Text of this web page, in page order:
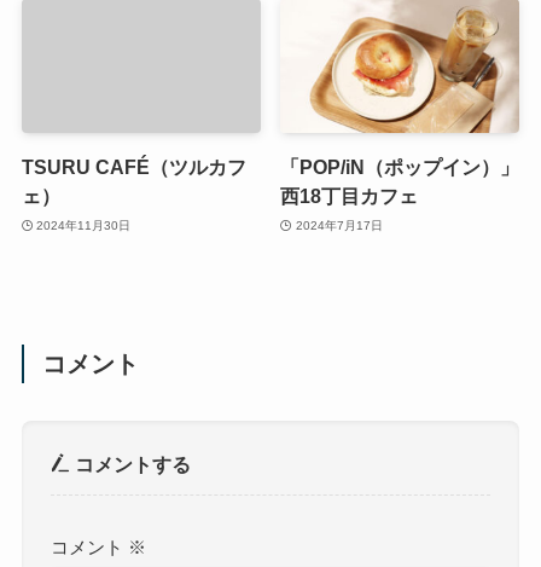
TSURU CAFÉ（ツルカフ
ェ）
2024年11月30日
「POP/iN（ポップイン）」
西18丁目カフェ
2024年7月17日
コメント
コメントする
コメント ※